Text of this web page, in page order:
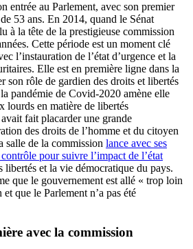
entrée au Parlement, avec son premier
53 ans. En 2014, quand le Sénat
à la tête de la prestigieuse commission
Cette période est un moment clé
l’instauration de l’état d’urgence et la
Elle est en première ligne dans la
son rôle de gardien des droits et libertés
pandémie de Covid-2020 amène elle
lourds en matière de libertés
fait placarder une grande
des droits de l’homme et du citoyen
salle de la commission lance avec ses
pour suivre l’impact de l’état
libertés et la vie démocratique du pays.
que le gouvernement est allé « trop loin
que le Parlement n’a pas été
avec la commission